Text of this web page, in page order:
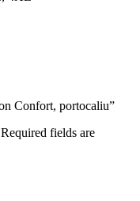
Confort, portocaliu”
fields are